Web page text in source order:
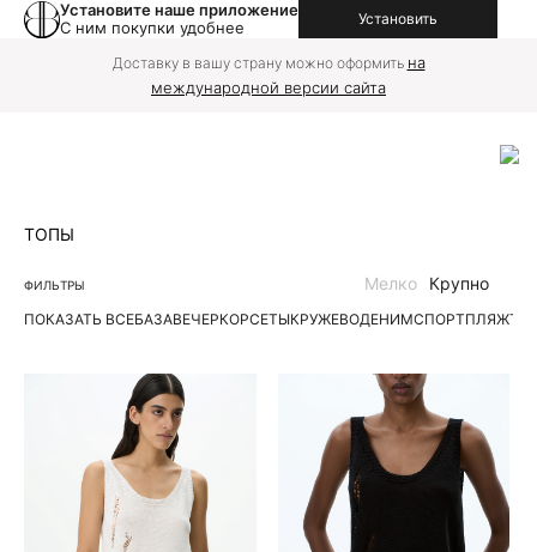
Установите наше приложение
С ним покупки удобнее
Установить
Доставку в вашу страну можно оформить на
международной версии сайта
ТОПЫ
ФИЛЬТРЫ
ПОКАЗАТЬ ВСЕБАЗАВЕЧЕРКОРСЕТЫКРУЖЕВОДЕНИМСПОРТПЛЯЖ
Мелко Крупно